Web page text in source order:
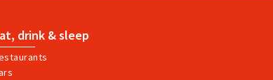
drink & sleep